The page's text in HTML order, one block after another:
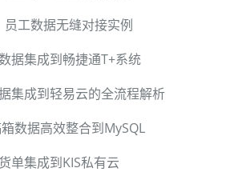
工数据无缝对接实例
据集成到畅捷通T+系统
集成到轻易云的全流程解析
数据高效整合到MySQL
单集成到KIS私有云